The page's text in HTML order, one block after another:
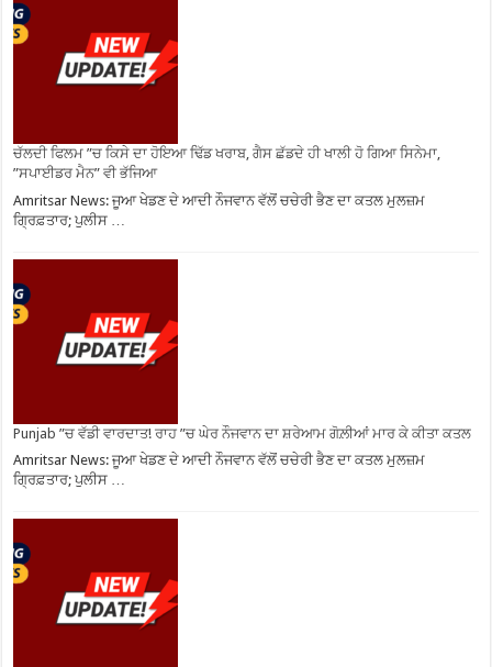
ਚੱਲਦੀ ਫਿਲਮ ”ਚ ਕਿਸੇ ਦਾ ਹੋਇਆ ਢਿੱਡ ਖਰਾਬ, ਗੈਸ ਛੱਡਦੇ ਹੀ ਖਾਲੀ ਹੋ ਗਿਆ ਸਿਨੇਮਾ,
”ਸਪਾਈਡਰ ਮੈਨ” ਵੀ ਭੱਜਿਆ
Amritsar News: ਜੂਆ ਖੇਡਣ ਦੇ ਆਦੀ ਨੌਜਵਾਨ ਵੱਲੋਂ ਚਚੇਰੀ ਭੈਣ ਦਾ ਕਤਲ ਮੁਲਜ਼ਮ
ਗ੍ਰਿਫ਼ਤਾਰ; ਪੁਲੀਸ …
Punjab ”ਚ ਵੱਡੀ ਵਾਰਦਾਤ! ਰਾਹ ”ਚ ਘੇਰ ਨੌਜਵਾਨ ਦਾ ਸ਼ਰੇਆਮ ਗੋਲ਼ੀਆਂ ਮਾਰ ਕੇ ਕੀਤਾ ਕਤਲ
Amritsar News: ਜੂਆ ਖੇਡਣ ਦੇ ਆਦੀ ਨੌਜਵਾਨ ਵੱਲੋਂ ਚਚੇਰੀ ਭੈਣ ਦਾ ਕਤਲ ਮੁਲਜ਼ਮ
ਗ੍ਰਿਫ਼ਤਾਰ; ਪੁਲੀਸ …